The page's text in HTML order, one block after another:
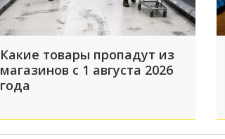
Какие товары пропадут из
магазинов с 1 августа 2026
года